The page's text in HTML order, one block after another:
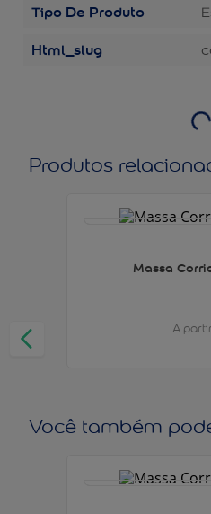
Tipo De Produto
Html_slug
Produtos
Massa
A
Você também